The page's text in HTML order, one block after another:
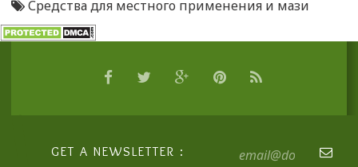
Средства для местного применения и мази
GET A NEWSLETTER :